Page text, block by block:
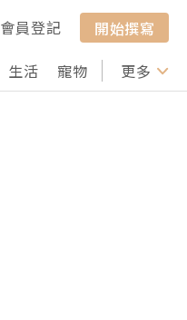
會員登記
開始撰寫
生活 寵物 行山 打卡
更多